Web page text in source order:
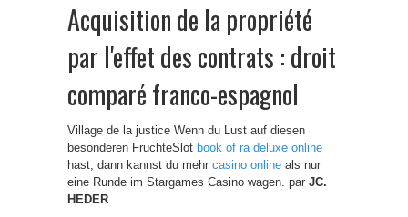
Acquisition de la propriété
par l'effet des contrats : droit
comparé franco-espagnol
Village de la justice Wenn du Lust auf diesen
besonderen FruchteSlot book of ra deluxe online
hast, dann kannst du mehr casino online als nur
eine Runde im Stargames Casino wagen. par JC.
HEDER